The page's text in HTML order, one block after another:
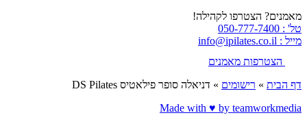
מאמנים? הצטרפו לקהילה!
טל' : 050-777-7400
מייל : info@ipilates.co.il
הצטרפות מאמנים
דף הבית » רישומים » דניאלה סופר פילאטיס DS Pilates
Made with ♥️ by teamworkmedia